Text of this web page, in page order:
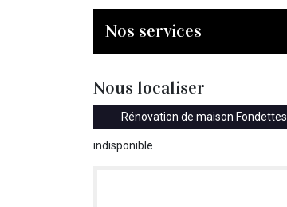
Nos services
Nous localiser
Rénovation de maison Fondettes
indisponible